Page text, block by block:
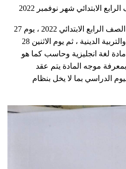
الابتدائي شهر نوفمبر 2022
بحيث تبدأ الامتحانات لتلاميذ الصف الرابع الابتدائي 2022 ، يوم 27
نوفمبر امتحان اللغة العربية والتربية الدينية ، ثم يوم الاثنين 28
مادة لغة انجليزية وحاسب كما هو
موجه المادة يتم عقد
الدراسي بما لا يخل بنظام